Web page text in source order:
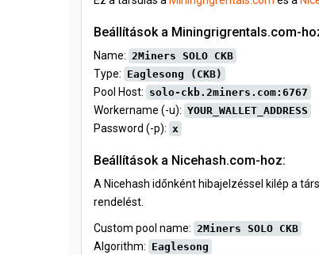
Beállítások a Miningrigrentals.com-
Name: 2Miners SOLO CKB
Type: Eaglesong (CKB)
Pool Host: solo-ckb.2miners.com:6767
Workername (-u): YOUR_WALLET_ADDRESS
Password (-p): x
Beállítások a Nicehash.com-hoz:
A Nicehash időnként hibajelzéssel kilép a
rendelést.
Custom pool name: 2Miners SOLO CKB
Algorithm: Eaglesong